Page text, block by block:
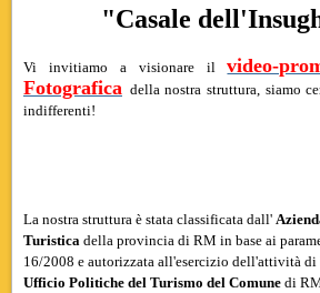
"Casale
Vi invitiamo a visionare ilvideo-
Fotografica della nostra struttura, siamo
indifferenti!
La nostra struttura è stata classificata dall'
Turistica della provincia di RM in base ai
16/2008 e autorizzata all'esercizio dell'attività di
Ufficio Politiche del Turismo del Comune di